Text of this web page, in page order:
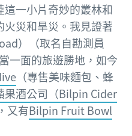
這一小片奇妙的叢林和
災和旱災。我見證著
）（取名自勘測員
一面的旅遊勝地，如今
（專售美味麵包、蜂
果酒公司（Bilpin Cider
又有Bilpin Fruit Bowl